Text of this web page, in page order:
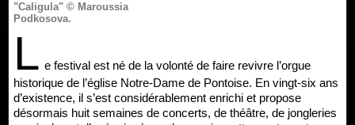
"Caligula" © Maroussia
Podkosova.
L e festival est né de la volonté de faire revivre l’orgue
historique de l’église Notre-Dame de Pontoise. En vingt-six ans
d’existence, il s’est considérablement enrichi et propose
désormais huit semaines de concerts, de théâtre, de jongleries